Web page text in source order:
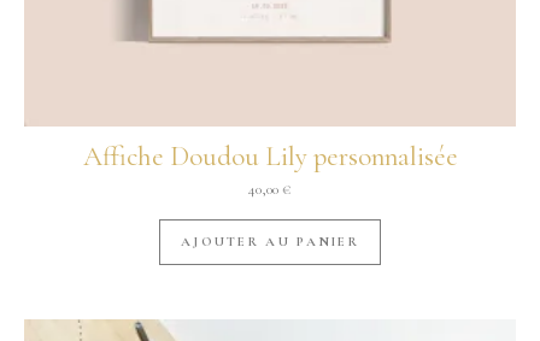
Affiche Doudou Lily personnalisée
40,00 €
AJOUTER AU PANIER